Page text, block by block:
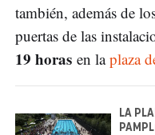
también, además de
puertas de las
19 horas en laplaza
LA